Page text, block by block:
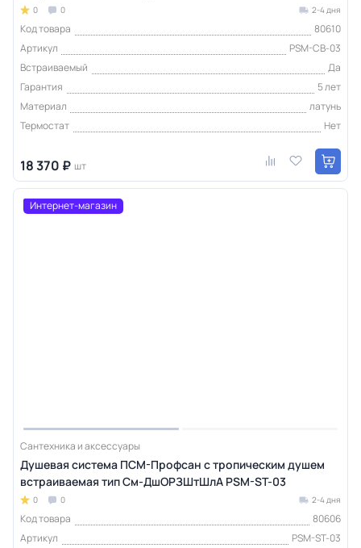
0 0 2-4 дня
Код товара
80610
Артикул
PSM-CB-03
Встраиваемый
Да
Гарантия
5 лет
Материал
латунь
Термостат
Нет
18 370 ₽ шт
Интернет-магазин
Сантехника и аксессуары
Душевая система ПСМ-Профсан с тропическим душем
встраиваемая тип См-ДшОРЗШтШлА PSM-ST-03
0 0 2-4 дня
Код товара
80606
Артикул
PSM-ST-03